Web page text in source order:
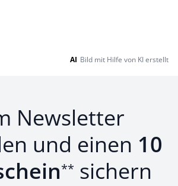
AI Bild mit Hilfe von KI erstellt
Newsletter
und einen 10
** sichern